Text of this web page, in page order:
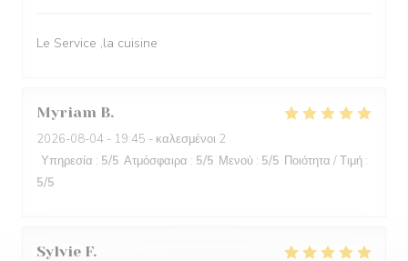
Le Service ,la cuisine
Myriam B
2026-08-04 - 19:45 - καλεσμένοι 2
Υπηρεσία : 5/5 Ατμόσφαιρα : 5/5 Μενού : 5/5 Ποιότητα / Τιμή :
5/5
Sylvie F